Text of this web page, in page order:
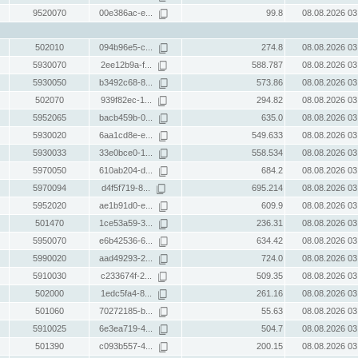
9520070 00e386ac-e... 99.8 08.08.2026
502010 094b96e5-c... 274.8
08.08.2026
5930070
2ee12b9a-f... 588.787
08.08.2026
5930050
b3492c68-8... 573.86
08.08.2026
502070
939f82ec-1... 294.82
08.08.2026
5952065
bacb459b-0... 635.0
08.08.2026
5930020
6aa1cd8e-e... 549.633
08.08.2026
5930033
33e0bce0-1... 558.534
08.08.2026
5970050
610ab204-d... 684.2
08.08.2026
5970094
d4f5f719-8... 695.214
08.08.2026
5952020
ae1b91d0-e... 609.9
08.08.2026
501470
1ce53a59-3... 236.31
08.08.2026
5950070
e6b42536-6... 634.42
08.08.2026
5990020
aad49293-2... 724.0
08.08.2026
5910030
c233674f-2... 509.35
08.08.2026
502000
1edc5fa4-8... 261.16
08.08.2026
501060
70272185-b... 55.63
08.08.2026
5910025
6e3ea719-4... 504.7
08.08.2026
501390
c093b557-4... 200.15 08.08.2026